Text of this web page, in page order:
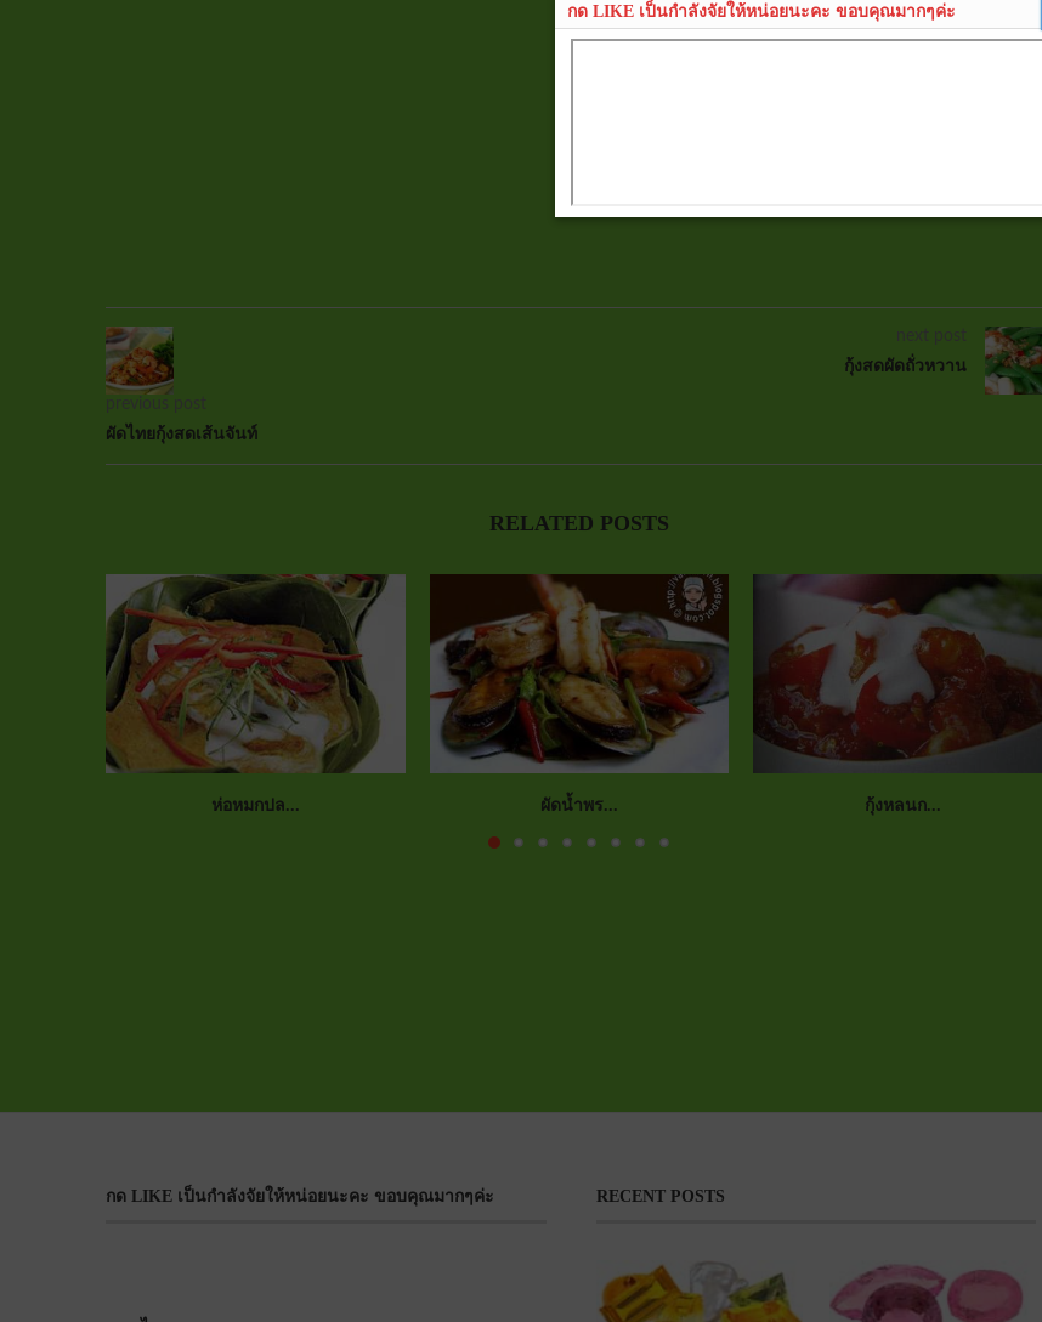
previous post
ผัดไทยกุ้งสดเส้นจันท์
next post
กุ้งสดผัดถั่วหวาน
RELATED POSTS
ห่อหมกปล... ผัดน้ำพร... กุ้งหลนก...
กด LIKE เป็นกำลังจัยให้หน่อยนะคะ ขอบคุณมากๆค่ะ RECENT POSTS
กด LIKE เป็นกำลังจัยให้หน่อยนะคะ ขอบคุณมากๆค่ะ